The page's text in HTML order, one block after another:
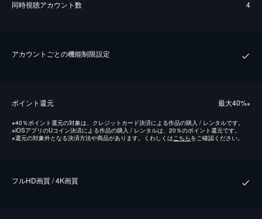
同時視聴アカウント数 4
アカウントごとの機能制限設定
ポイント還元 最⼤40%※
※40％ポイント還元の対象は、クレジットカード決済による作品の購入 / レンタルです。
※iOSアプリのUコイン決済による作品の購入 / レンタルは、20％のポイント還元です。
※還元の対象外となる決済方法や商品があります。くわしくはこちらをご確認ください。
フルHD画質 / 4K画質